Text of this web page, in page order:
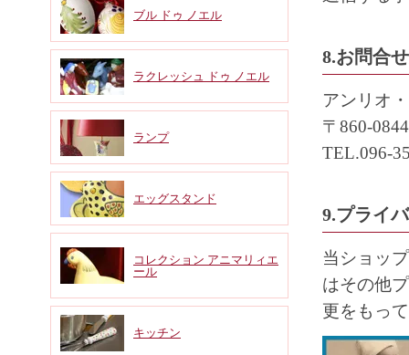
8.お問合
アンリオ
〒860-
TEL.096-
9.プライ
当ショッ
はその他
更をもっ
ブル ドゥ ノエル
ラクレッシュ ドゥ ノエル
ランプ
エッグスタンド
コレクション アニマリィエ
ール
キッチン